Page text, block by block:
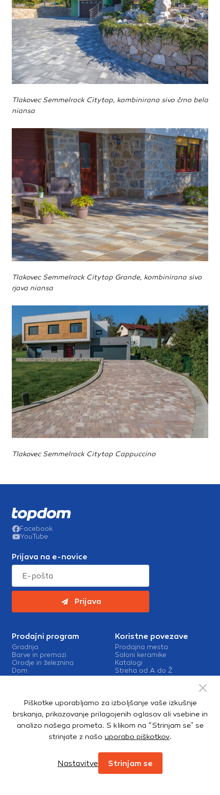
Tlakovec Semmelrock Citytop, kombinirana sivo črno bela
niansa
Tlakovec Semmelrock Citytop Grande, kombinirana sivo
rjava niansa
Tlakovec Semmelrock Citytop Cappuccino
Facebook
YouTube
Prijava na e-novice
Prijava
Prodajni program
Gradnja
Barve in premazi
Orodje in železnina
Dom
Vrt in okolica
Koristne povezave
Prodajna mesta
Saloni keramike
Katalogi
Streha od A do Ž
Barve in premazi Sigma
Storitve
Izris kopalnic
Mešalnice barv
Copyright © 2026. Topdom d.o.o. Vse pravice pridržane.
Piškotke uporabljamo za izboljšanje vaše izkušnje
brskanja, prikazovanje prilagojenih oglasov ali vsebine in
analizo našega prometa. S klikom na “Strinjam se” se
strinjate z našo uporabo piškotkov.
Nastavitve Strinjam se